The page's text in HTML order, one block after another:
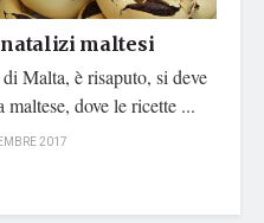
maltesi
Malta, è risaputo, si deve
maltese, dove le ricette ...
2017